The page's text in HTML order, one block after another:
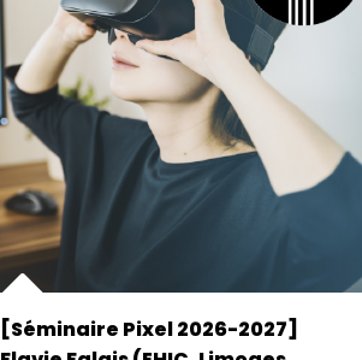
[Séminaire Pixel 2026-2027]